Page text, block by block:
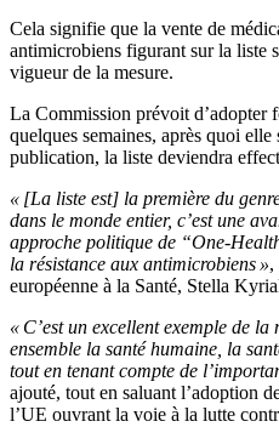
Cela signifie que la vente de
antimicrobiens figurant sur la liste
vigueur de la mesure.
La Commission prévoit d’adopter
quelques semaines, après quoi
publication, la liste deviendra
« [La liste est] la première du
dans le monde entier, c’est une
approche politique de “One-
la résistance aux antimicrobiens »,
européenne à la Santé, Stella
« C’est un excellent exemple de
ensemble la santé humaine, la
tout en tenant compte de
ajouté, tout en saluant l’adoption
l’UE ouvrant la voie à la lutte